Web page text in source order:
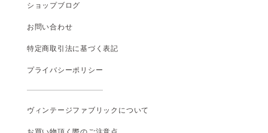
ショップブログ
お問い合わせ
特定商取引法に基づく表記
プライバシーポリシー
ヴィンテージファブリックについて